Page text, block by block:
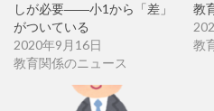
しが必要――小1から「差」
がついている
2020年9月16日
教育関係のニュース
教
教